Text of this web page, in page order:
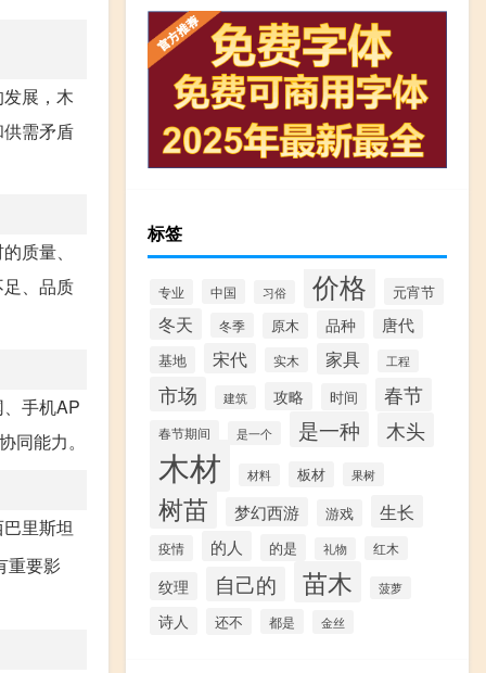
展，木
需矛盾
质量、
、品质
手机AP
能力。
里斯坦
重要影
标签
专业 中国 习俗 价格 元宵节
冬天 冬季 原木 品种 唐代
基地 宋代 实木 家具 工程
市场 建筑 攻略 时间 春节
春节期间 是一个 是一种 木头
木材 材料 板材 果树
树苗 梦幻西游 游戏 生长
疫情 的人 的是 礼物 红木
纹理 自己的 苗木 菠萝
诗人 还不 都是 金丝